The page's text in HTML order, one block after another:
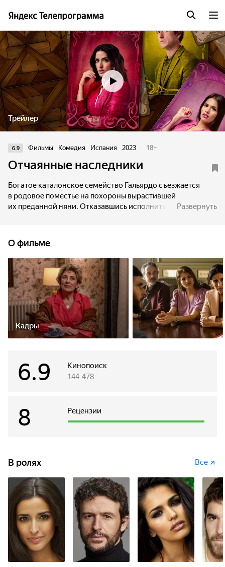
Трейлер
6.9 Фильмы Комедия Испания 2023 18+
Отчаянные наследники
Богатое каталонское семейство Гальярдо съезжается
в родовое поместье на похороны вырастившей
их преданной няни. Отказавшись исполнить
приводя к череде забавных событий и неловких
разоблачений.
Развернуть
О фильме
Кадры
Кинопоиск
6.9 144 478
Рецензии
8
В ролях Все